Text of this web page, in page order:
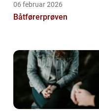
06 februar 2026
Båtførerprøven